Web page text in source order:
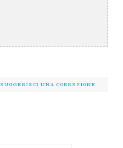
SUGGERISCI UNA CORREZIONE